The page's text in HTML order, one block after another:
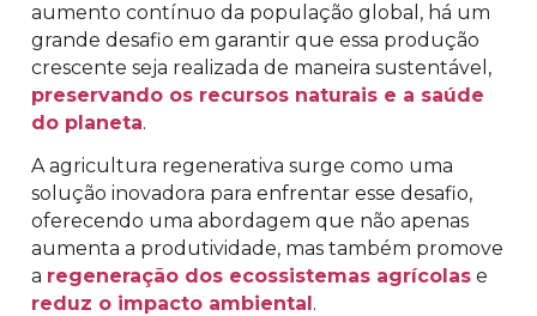
aumento contínuo da população global, há um
grande desafio em garantir que essa produção
crescente seja realizada de maneira sustentável,
preservando os recursos naturais e a saúde
do planeta.
A agricultura regenerativa surge como uma
solução inovadora para enfrentar esse desafio,
oferecendo uma abordagem que não apenas
aumenta a produtividade, mas também promove
a regeneração dos ecossistemas agrícolas e
reduz o impacto ambiental.